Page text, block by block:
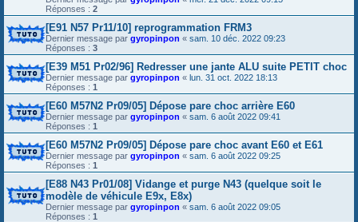
Réponses : 2
[E91 N57 Pr11/10] reprogrammation FRM3
Dernier message par gyropinpon « sam. 10 déc. 2022 09:23
Réponses : 3
[E39 M51 Pr02/96] Redresser une jante ALU suite PETIT choc
Dernier message par gyropinpon « lun. 31 oct. 2022 18:13
Réponses : 1
[E60 M57N2 Pr09/05] Dépose pare choc arrière E60
Dernier message par gyropinpon « sam. 6 août 2022 09:41
Réponses : 1
[E60 M57N2 Pr09/05] Dépose pare choc avant E60 et E61
Dernier message par gyropinpon « sam. 6 août 2022 09:25
Réponses : 1
[E88 N43 Pr01/08] Vidange et purge N43 (quelque soit le
modèle de véhicule E9x, E8x)
Dernier message par gyropinpon « sam. 6 août 2022 09:05
Réponses : 1